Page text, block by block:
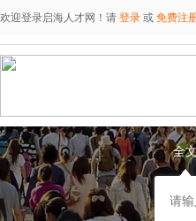
欢迎登录启海人才网！请 登录 或 免费注
全